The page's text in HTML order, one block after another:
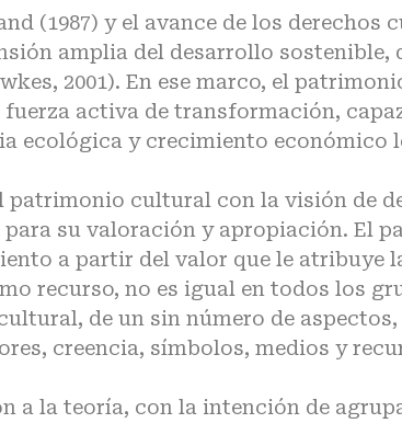
(1987) y el avance de los derechos
amplia del desarrollo sostenible,
2001). En ese marco, el
activa de transformación,
ecológica y crecimiento económico
patrimonio cultural con la visión de
para su valoración y apropiación. El
a partir del valor que le atribuye
recurso, no es igual en todos los
de un sin número de
creencia, símbolos, medios y
a la teoría, con la intención de